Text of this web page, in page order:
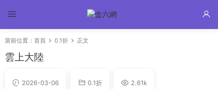
當前位置： 首頁 0.1折 正文
雲上大陸
2026-03-06 0.1折 2.61k